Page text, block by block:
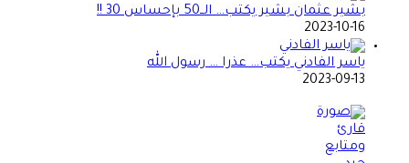
بشير عثمان بشير يكتب… الــ50 بإحساس 30 !!
2023-10-16
ياسر الفادني يكتب… عذرا … رسول الله
2023-09-13